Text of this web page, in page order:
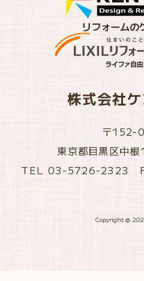
リフォームの
株式会社
〒152-
東京都目黒区中
TEL 03-5726-2323
Copyright @